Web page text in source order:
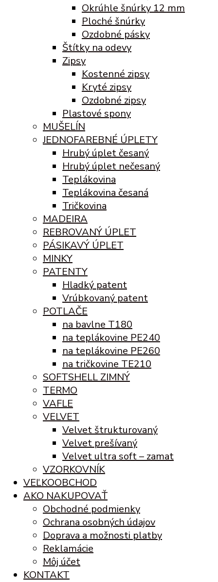
Okrúhle šnúrky 12 mm
Ploché šnúrky
Ozdobné pásky
Štítky na odevy
Zipsy
Kostenné zipsy
Kryté zipsy
Ozdobné zipsy
Plastové spony
MUŠELÍN
JEDNOFAREBNÉ ÚPLETY
Hrubý úplet česaný
Hrubý úplet nečesaný
Teplákovina
Teplákovina česaná
Tričkovina
MADEIRA
REBROVANÝ ÚPLET
PÁSIKAVÝ ÚPLET
MINKY
PATENTY
Hladký patent
Vrúbkovaný patent
POTLAČE
na bavlne T180
na teplákovine PE240
na teplákovine PE260
na tričkovine TE210
SOFTSHELL ZIMNÝ
TERMO
VAFLE
VELVET
Velvet štrukturovaný
Velvet prešívaný
Velvet ultra soft – zamat
VZORKOVNÍK
VEĽKOOBCHOD
AKO NAKUPOVAŤ
Obchodné podmienky
Ochrana osobných údajov
Doprava a možnosti platby
Reklamácie
Môj účet
KONTAKT